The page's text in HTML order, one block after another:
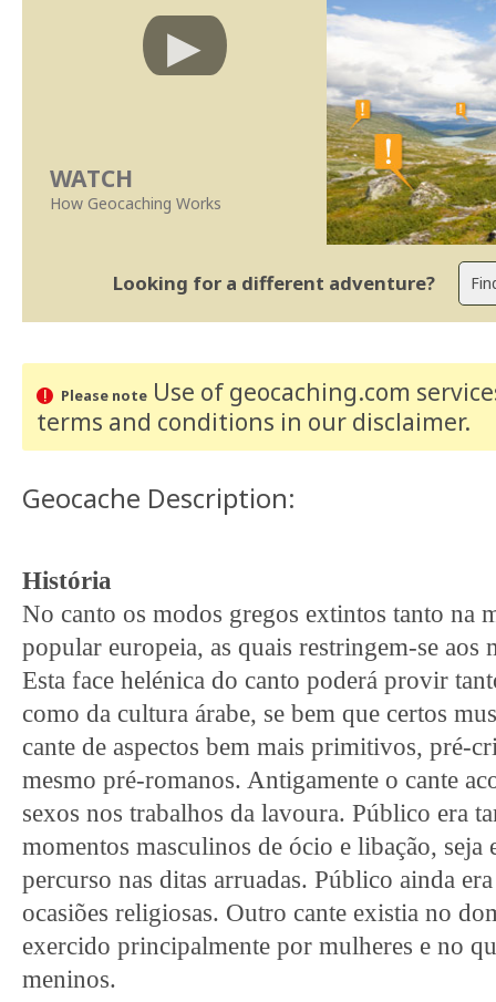
WATCH
How Geocaching Works
Looking for a different adventure?
Please noteUse of geocaching.com
terms and conditions in our disclaimer.
Geocache Description:
História
No canto os modos gregos extintos tanto na
popular europeia, as quais restringem-se aos
Esta face helénica do canto poderá provir
como da cultura árabe, se bem que certos
cante de aspectos bem mais primitivos, pré-
mesmo pré-romanos. Antigamente o cante
sexos nos trabalhos da lavoura. Público era
momentos masculinos de ócio e libação, seja
percurso nas ditas arruadas. Público ainda
ocasiões religiosas. Outro cante existia no
exercido principalmente por mulheres e no
meninos.